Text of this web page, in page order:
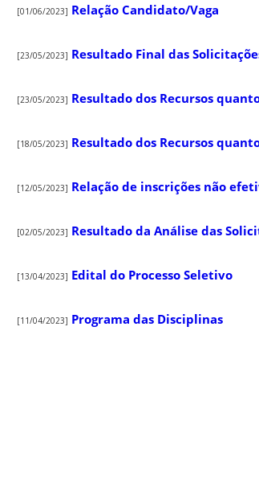
[01/06/2023] Relação Candidato/Vaga
[23/05/2023] Resultado Final das
[23/05/2023] Resultado dos Recursos
[18/05/2023] Resultado dos Recursos
[12/05/2023] Relação de inscrições não
[02/05/2023] Resultado da Análise das
[13/04/2023] Edital do Processo Seletivo
[11/04/2023] Programa das Disciplinas